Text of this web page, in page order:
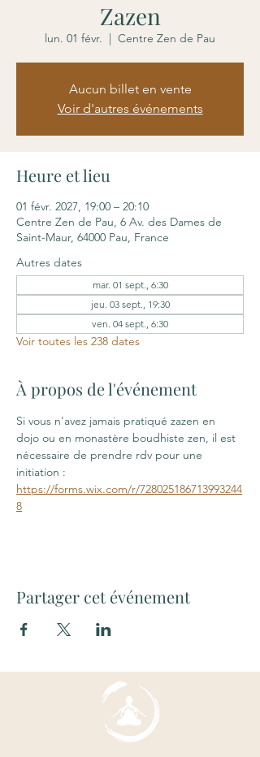
Zazen
lun. 01 févr.
  |
Centre Zen de Pau
Aucun billet en vente
Voir d'autres événements
Heure et lieu
01 févr. 2027, 19:00 – 20:10
Centre Zen de Pau, 6 Av. des Dames de
Saint-Maur, 64000 Pau, France
Autres dates
mar. 01 sept., 6:30
jeu. 03 sept., 19:30
ven. 04 sept., 6:30
Voir toutes les 238 dates
À propos de l'événement
Si vous n'avez jamais pratiqué zazen en
dojo ou en monastère boudhiste zen, il est
nécessaire de prendre rdv pour une
initiation :
https://forms.wix.com/r/728025186713993244
8
Partager cet événement